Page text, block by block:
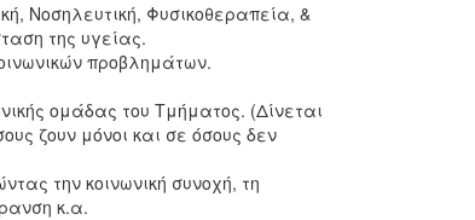
Νοσηλευτική, Φυσικοθεραπεία, &
της υγείας.
προβλημάτων.
ομάδας του Τμήματος. (Δίνεται
ζουν μόνοι και σε όσους δεν
την κοινωνική συνοχή, τη
κ.α.